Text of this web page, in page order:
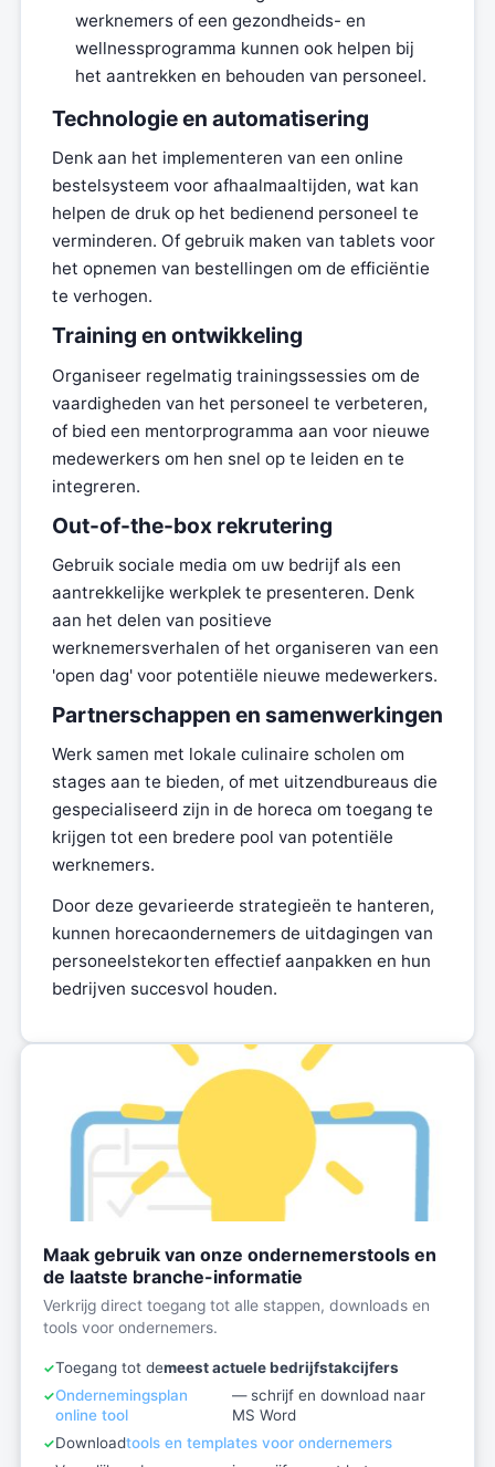
werknemers of een gezondheids- en
wellnessprogramma kunnen ook helpen bij
het aantrekken en behouden van personeel.
Technologie en automatisering
Denk aan het implementeren van een online
bestelsysteem voor afhaalmaaltijden, wat kan
helpen de druk op het bedienend personeel te
verminderen. Of gebruik maken van tablets voor
het opnemen van bestellingen om de efficiëntie
te verhogen.
Training en ontwikkeling
Organiseer regelmatig trainingssessies om de
vaardigheden van het personeel te verbeteren,
of bied een mentorprogramma aan voor nieuwe
medewerkers om hen snel op te leiden en te
integreren.
Out-of-the-box rekrutering
Gebruik sociale media om uw bedrijf als een
aantrekkelijke werkplek te presenteren. Denk
aan het delen van positieve
werknemersverhalen of het organiseren van een
'open dag' voor potentiële nieuwe medewerkers.
Partnerschappen en samenwerkingen
Werk samen met lokale culinaire scholen om
stages aan te bieden, of met uitzendbureaus die
gespecialiseerd zijn in de horeca om toegang te
krijgen tot een bredere pool van potentiële
werknemers.
Door deze gevarieerde strategieën te hanteren,
kunnen horecaondernemers de uitdagingen van
personeelstekorten effectief aanpakken en hun
bedrijven succesvol houden.
Maak gebruik van onze ondernemerstools en
de laatste branche-informatie
Verkrijg direct toegang tot alle stappen, downloads en
tools voor ondernemers.
Toegang tot demeest actuele bedrijfstakcijfers
Ondernemingsplan
online tool
— schrijf en download naar
MS Word
Downloadtools en templates voor ondernemers